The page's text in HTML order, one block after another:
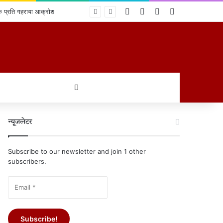
प्रति गहराया आक्रोश Log InRandom Article
Sidebar
न्यूजलेटर
Subscribe to our newsletter and join 1 other
subscribers.